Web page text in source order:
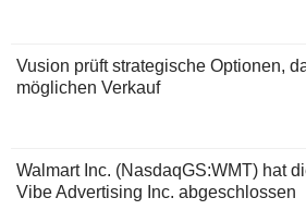
Vusion prüft strategische Optionen,
möglichen Verkauf
Walmart Inc. (NasdaqGS:WMT) hat
Vibe Advertising Inc. abgeschlossen